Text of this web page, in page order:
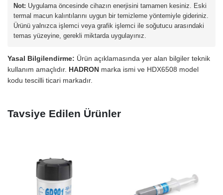
Not: Uygulama öncesinde cihazın enerjisini tamamen kesiniz. Eski
termal macun kalıntılarını uygun bir temizleme yöntemiyle gideriniz.
Ürünü yalnızca işlemci veya grafik işlemci ile soğutucu arasındaki
temas yüzeyine, gerekli miktarda uygulayınız.
Yasal Bilgilendirme: Ürün açıklamasında yer alan bilgiler teknik
kullanım amaçlıdır. HADRON marka ismi ve HDX6508 model
kodu tescilli ticari markadır.
Tavsiye Edilen Ürünler